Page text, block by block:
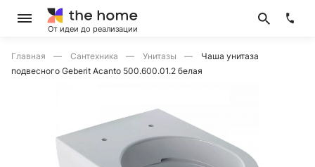
От идеи до реализации
Главная Сантехника Унитазы
Чаша унитаза
подвесного Geberit Acanto 500.600.01.2 белая